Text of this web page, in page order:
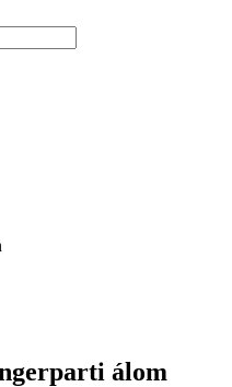
álom